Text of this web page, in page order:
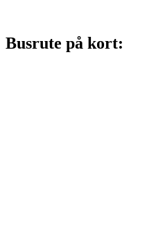
Busrute på kort: